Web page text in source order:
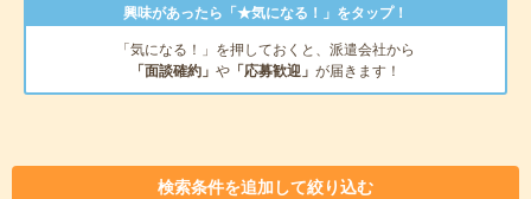
興味があったら「★気になる！」をタップ！
「気になる！」を押しておくと、派遣会社から
「面談確約」 や 「応募歓迎」 が届きます！
検索条件を追加して絞り込む